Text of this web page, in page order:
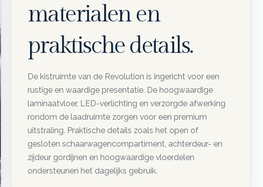
materialen en
praktische details.
De kistruimte van de Revolution is ingericht voor een
rustige en waardige presentatie. De hoogwaardige
laminaatvloer, LED-verlichting en verzorgde afwerking
rondom de laadruimte zorgen voor een premium
uitstraling. Praktische details zoals het open of
gesloten schaarwagencompartiment, achterdeur- en
zijdeur gordijnen en hoogwaardige vloerdelen
ondersteunen het dagelijks gebruik.